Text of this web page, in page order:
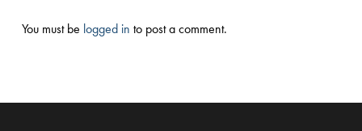
You must be logged in to post a comment.